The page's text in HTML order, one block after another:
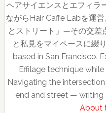
ヘアサイエンスとエフィラ
ながらHair Caffe Labを運
とストリート」—その交差
と私見をマイペースに綴
based in San Francisco.
Effilage technique
Navigating the
end and street —
About